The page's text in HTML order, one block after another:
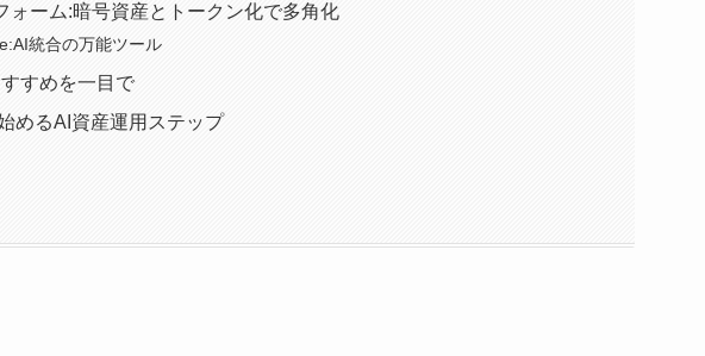
ォーム:暗号資産とトークン化で多角化
統合の万能ツール
すめを一目で
めるAI資産運用ステップ